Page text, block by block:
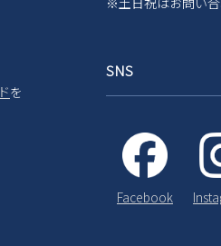
を
SNS
Facebook